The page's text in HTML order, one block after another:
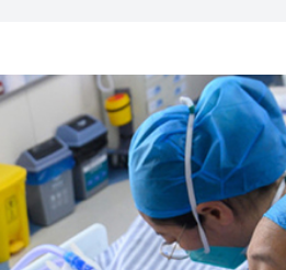
場 親切揮手力挺兒子
配白T 美麗明豔
光山色間大飽「口福+眼福」